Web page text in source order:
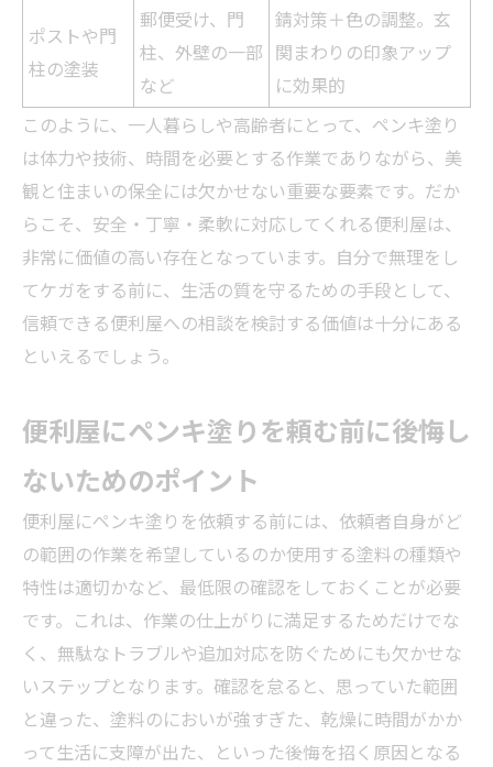
ポストや門
柱の塗装
郵便受け、門
柱、外壁の一部
など
錆対策＋色の調整。玄
関まわりの印象アップ
に効果的
このように、一人暮らしや高齢者にとって、ペンキ塗り
は体力や技術、時間を必要とする作業でありながら、美
観と住まいの保全には欠かせない重要な要素です。だか
らこそ、安全・丁寧・柔軟に対応してくれる便利屋は、
非常に価値の高い存在となっています。自分で無理をし
てケガをする前に、生活の質を守るための手段として、
信頼できる便利屋への相談を検討する価値は十分にある
といえるでしょう。
便利屋にペンキ塗りを頼む前に後悔し
ないためのポイント
便利屋にペンキ塗りを依頼する前には、依頼者自身がど
の範囲の作業を希望しているのか使用する塗料の種類や
特性は適切かなど、最低限の確認をしておくことが必要
です。これは、作業の仕上がりに満足するためだけでな
く、無駄なトラブルや追加対応を防ぐためにも欠かせな
いステップとなります。確認を怠ると、思っていた範囲
と違った、塗料のにおいが強すぎた、乾燥に時間がかか
って生活に支障が出た、といった後悔を招く原因となる